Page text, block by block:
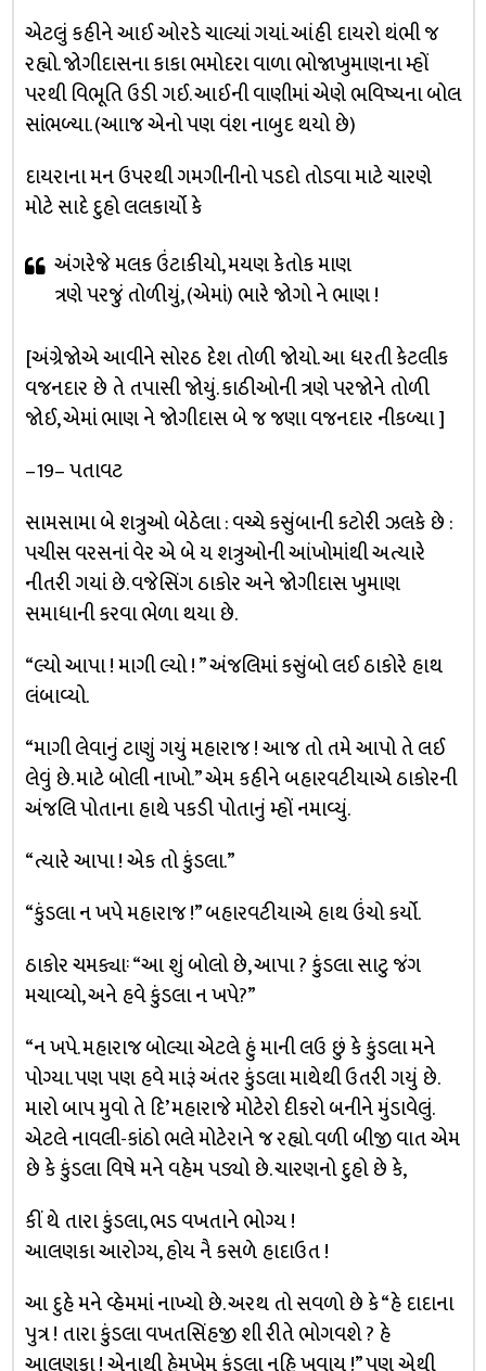
એટલું કહીને આઈ ઓરડે ચાલ્યાં ગયાં. આંહી દાયરો થંભી જ
રહ્યો. જોગીદાસના કાકા ભમોદરા વાળા ભોજાખુમાણના મ્હોં
પરથી વિભૂતિ ઉડી ગઈ. આઈની વાણીમાં એણે ભવિષ્યના બોલ
સાંભળ્યા. (આાજ એનો પણ વંશ નાબુદ થયો છે)
દાયરાના મન ઉપરથી ગમગીનીનો પડદો તોડવા માટે ચારણે
મોટે સાદે દુહો લલકાર્યો કે
અંગરેજે મલક ઉંટાકીયો, મયણ કેતોક માણ
ત્રણે પરજું તોળીયું, (એમાં) ભારે જોગો ને ભાણ !
[અંગ્રેજોએ આવીને સોરઠ દેશ તોળી જોયો. આ ધરતી કેટલીક
વજનદાર છે તે તપાસી જોયું. કાઠીઓની ત્રણે પરજોને તોળી
જોઈ, એમાં ભાણ ને જોગીદાસ બે જ જણા વજનદાર નીકળ્યા ]
–19– પતાવટ
સામસામા બે શત્રુઓ બેઠેલા : વચ્ચે કસુંબાની કટોરી ઝલકે છે :
પચીસ વરસનાં વેર એ બે ય શત્રુઓની આંખોમાંથી અત્યારે
નીતરી ગયાં છે. વજેસિંગ ઠાકોર અને જોગીદાસ ખુમાણ
સમાધાની કરવા ભેળા થયા છે.
“લ્યો આપા ! માગી લ્યો ! ” અંજલિમાં કસુંબો લઈ ઠાકોરે હાથ
લંબાવ્યો.
“માગી લેવાનું ટાણું ગયું મહારાજ ! આજ તો તમે આપો તે લઈ
લેવું છે. માટે બોલી નાખો.” એમ કહીને બહારવટીયાએ ઠાકોરની
અંજલિ પોતાના હાથે પકડી પોતાનું મ્હોં નમાવ્યું.
“ત્યારે આપા ! એક તો કુંડલા.”
“કુંડલા ન ખપે મહારાજ !” બહારવટીયાએ હાથ ઉંચો કર્યો.
ઠાકોર ચમક્યાઃ “આ શું બોલો છે, આપા ? કુંડલા સાટુ જંગ
મચાવ્યો, અને હવે કુંડલા ન ખપે?”
“ન ખપે. મહારાજ બોલ્યા એટલે હું માની લઉ છું કે કુંડલા મને
પોગ્યા. પણ પણ હવે મારૂં અંતર કુંડલા માથેથી ઉતરી ગયું છે.
મારો બાપ મુવો તે દિ’ મહારાજે મોટેરો દીકરો બનીને મુંડાવેલું.
એટલે નાવલી-કાંઠો ભલે મોટેરાને જ રહ્યો. વળી બીજી વાત એમ
છે કે કુંડલા વિષે મને વહેમ પડ્યો છે. ચારણનો દુહો છે કે,
કીં થે તારા કુંડલા, ભડ વખતાને ભોગ્ય !
આલણકા આરોગ્ય, હોય નૈ કસળે હાદાઉત !
આ દુહે મને વ્હેમમાં નાખ્યો છે. અરથ તો સવળો છે કે “હે દાદાના
પુત્ર ! તારા કુંડલા વખતસિંહજી શી રીતે ભોગવશે ? હે